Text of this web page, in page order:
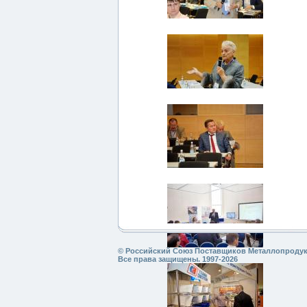
© Российский Союз Поставщиков
Все права защищены. 1997-2026